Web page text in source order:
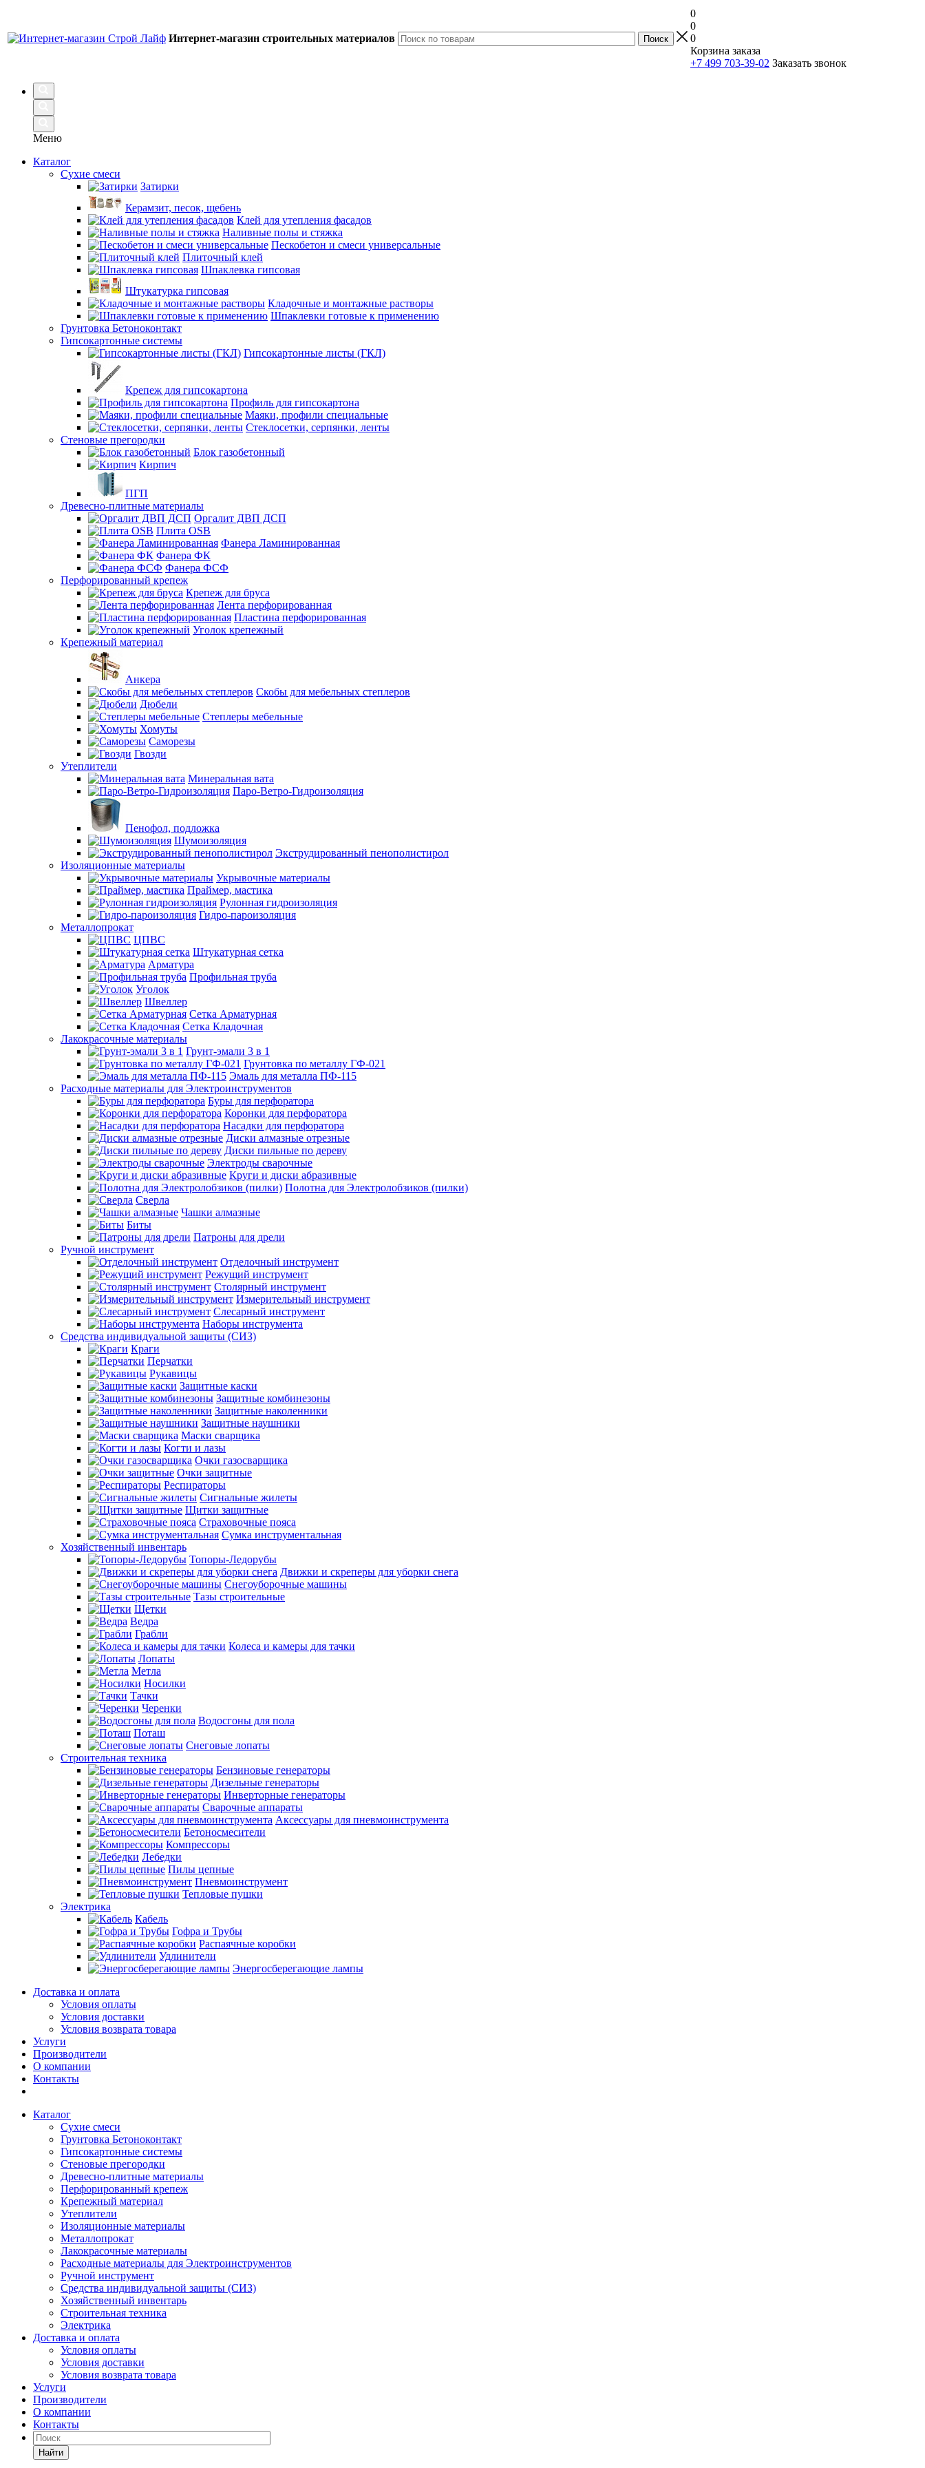
Интернет-магазин строительных материалов
0
0
0
Корзина заказа
+7 499 703-39-02 Заказать звонок
Меню
Каталог
Сухие смеси
Затирки
Керамзит, песок, щебень
Клей для утепления фасадов
Наливные полы и стяжка
Пескобетон и смеси универсальные
Плиточный клей
Шпаклевка гипсовая
Штукатурка гипсовая
Кладочные и монтажные растворы
Шпаклевки готовые к применению
Грунтовка Бетоноконтакт
Гипсокартонные системы
Гипсокартонные листы (ГКЛ)
Крепеж для гипсокартона
Профиль для гипсокартона
Маяки, профили специальные
Стеклосетки, серпянки, ленты
Стеновые прегородки
Блок газобетонный
Кирпич
ПГП
Древесно-плитные материалы
Оргалит ДВП ДСП
Плита OSB
Фанера Ламинированная
Фанера ФК
Фанера ФСФ
Перфорированный крепеж
Крепеж для бруса
Лента перфорированная
Пластина перфорированная
Уголок крепежный
Крепежный материал
Анкера
Скобы для мебельных степлеров
Дюбели
Степлеры мебельные
Хомуты
Саморезы
Гвозди
Утеплители
Минеральная вата
Паро-Ветро-Гидроизоляция
Пенофол, подложка
Шумоизоляция
Экструдированный пенополистирол
Изоляционные материалы
Укрывочные материалы
Праймер, мастика
Рулонная гидроизоляция
Гидро-пароизоляция
Металлопрокат
ЦПВС
Штукатурная сетка
Арматура
Профильная труба
Уголок
Швеллер
Сетка Арматурная
Сетка Кладочная
Лакокрасочные материалы
Грунт-эмали 3 в 1
Грунтовка по металлу ГФ-021
Эмаль для металла ПФ-115
Расходные материалы для Электроинструментов
Буры для перфоратора
Коронки для перфоратора
Насадки для перфоратора
Диски алмазные отрезные
Диски пильные по дереву
Электроды сварочные
Круги и диски абразивные
Полотна для Электролобзиков (пилки)
Сверла
Чашки алмазные
Биты
Патроны для дрели
Ручной инструмент
Отделочный инструмент
Режущий инструмент
Столярный инструмент
Измерительный инструмент
Слесарный инструмент
Наборы инструмента
Средства индивидуальной защиты (СИЗ)
Краги
Перчатки
Рукавицы
Защитные каски
Защитные комбинезоны
Защитные наколенники
Защитные наушники
Маски сварщика
Когти и лазы
Очки газосварщика
Очки защитные
Респираторы
Сигнальные жилеты
Щитки защитные
Страховочные пояса
Сумка инструментальная
Хозяйственный инвентарь
Топоры-Ледорубы
Движки и скреперы для уборки снега
Снегоуборочные машины
Тазы строительные
Щетки
Ведра
Грабли
Колеса и камеры для тачки
Лопаты
Метла
Носилки
Тачки
Черенки
Водосгоны для пола
Поташ
Снеговые лопаты
Строительная техника
Бензиновые генераторы
Дизельные генераторы
Инверторные генераторы
Сварочные аппараты
Аксессуары для пневмоинструмента
Бетоносмесители
Компрессоры
Лебедки
Пилы цепные
Пневмоинструмент
Тепловые пушки
Электрика
Кабель
Гофра и Трубы
Распаячные коробки
Удлинители
Энергосберегающие лампы
Доставка и оплата
Условия оплаты
Условия доставки
Условия возврата товара
Услуги
Производители
О компании
Контакты
Каталог
Сухие смеси
Грунтовка Бетоноконтакт
Гипсокартонные системы
Стеновые прегородки
Древесно-плитные материалы
Перфорированный крепеж
Крепежный материал
Утеплители
Изоляционные материалы
Металлопрокат
Лакокрасочные материалы
Расходные материалы для Электроинструментов
Ручной инструмент
Средства индивидуальной защиты (СИЗ)
Хозяйственный инвентарь
Строительная техника
Электрика
Доставка и оплата
Условия оплаты
Условия доставки
Условия возврата товара
Услуги
Производители
О компании
Контакты
Найти